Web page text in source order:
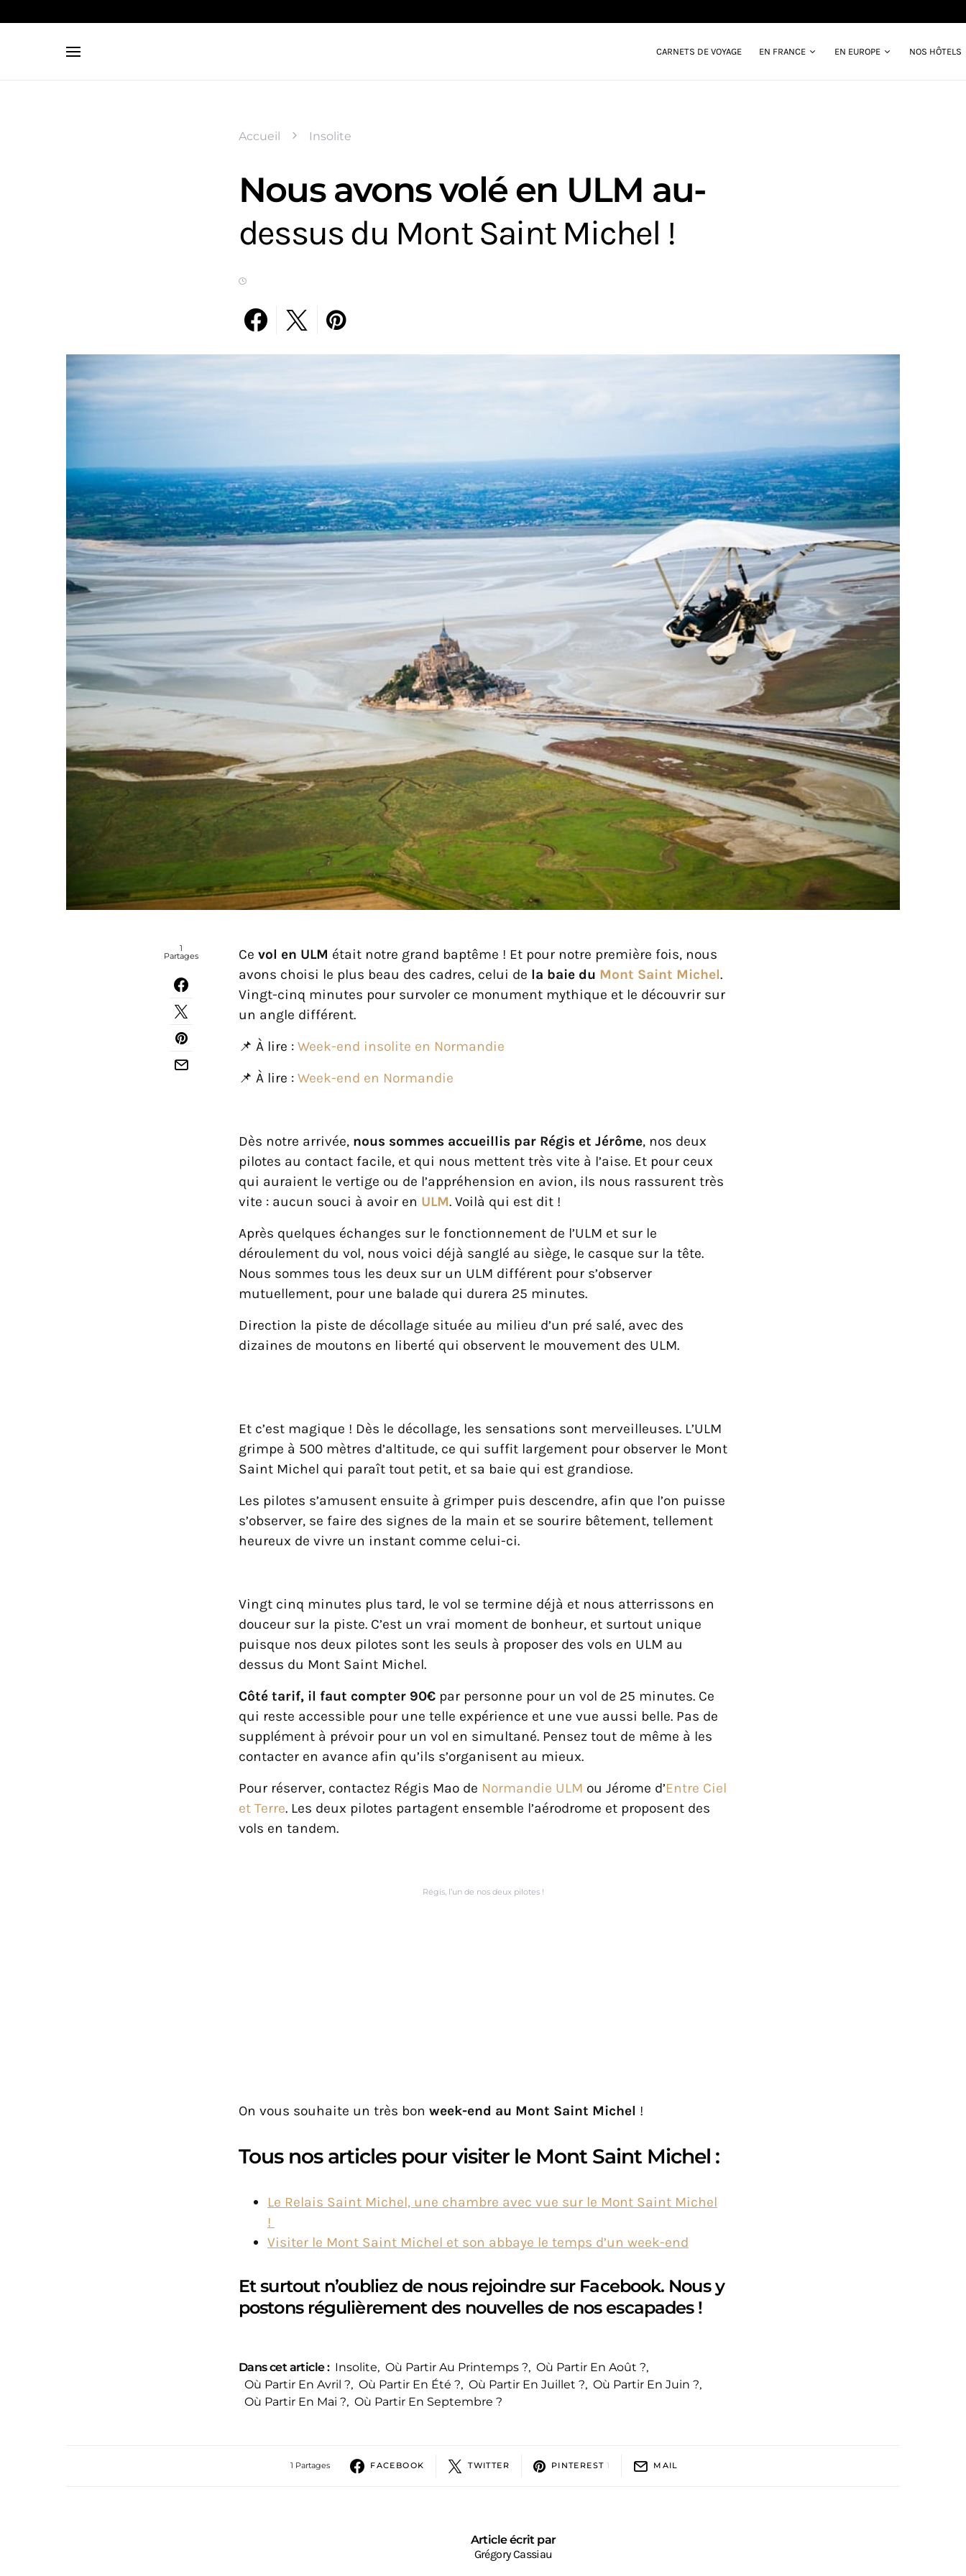
CARNETS DE VOYAGE EN FRANCE EN EUROPE NOS HÔTELS
Accueil Insolite
Nous avons volé en ULM au-
dessus du Mont Saint Michel !
1
Partages Ce vol en ULM était notre grand baptême ! Et pour notre première fois, nous
avons choisi le plus beau des cadres, celui de la baie du Mont Saint Michel.
Vingt-cinq minutes pour survoler ce monument mythique et le découvrir sur
un angle différent.
📌 À lire : Week-end insolite en Normandie
📌 À lire : Week-end en Normandie
Dès notre arrivée, nous sommes accueillis par Régis et Jérôme, nos deux
pilotes au contact facile, et qui nous mettent très vite à l’aise. Et pour ceux
qui auraient le vertige ou de l’appréhension en avion, ils nous rassurent très
vite : aucun souci à avoir en ULM. Voilà qui est dit !
Après quelques échanges sur le fonctionnement de l’ULM et sur le
déroulement du vol, nous voici déjà sanglé au siège, le casque sur la tête.
Nous sommes tous les deux sur un ULM différent pour s’observer
mutuellement, pour une balade qui durera 25 minutes.
Direction la piste de décollage située au milieu d’un pré salé, avec des
dizaines de moutons en liberté qui observent le mouvement des ULM.
Et c’est magique ! Dès le décollage, les sensations sont merveilleuses. L’ULM
grimpe à 500 mètres d’altitude, ce qui suffit largement pour observer le Mont
Saint Michel qui paraît tout petit, et sa baie qui est grandiose.
Les pilotes s’amusent ensuite à grimper puis descendre, afin que l’on puisse
s’observer, se faire des signes de la main et se sourire bêtement, tellement
heureux de vivre un instant comme celui-ci.
Vingt cinq minutes plus tard, le vol se termine déjà et nous atterrissons en
douceur sur la piste. C’est un vrai moment de bonheur, et surtout unique
puisque nos deux pilotes sont les seuls à proposer des vols en ULM au
dessus du Mont Saint Michel.
Côté tarif, il faut compter 90€ par personne pour un vol de 25 minutes. Ce
qui reste accessible pour une telle expérience et une vue aussi belle. Pas de
supplément à prévoir pour un vol en simultané. Pensez tout de même à les
contacter en avance afin qu’ils s’organisent au mieux.
Pour réserver, contactez Régis Mao de Normandie ULM ou Jérome d’Entre Ciel
et Terre. Les deux pilotes partagent ensemble l’aérodrome et proposent des
vols en tandem.
Régis, l’un de nos deux pilotes !
On vous souhaite un très bon week-end au Mont Saint Michel !
Tous nos articles pour visiter le Mont Saint Michel :
Le Relais Saint Michel, une chambre avec vue sur le Mont Saint Michel
!
Visiter le Mont Saint Michel et son abbaye le temps d’un week-end
Et surtout n’oubliez de nous rejoindre sur Facebook. Nous y
postons régulièrement des nouvelles de nos escapades !
Dans cet article : Insolite, Où Partir Au Printemps ?, Où Partir En Août ?,
Où Partir En Avril ?, Où Partir En Été ?, Où Partir En Juillet ?, Où Partir En Juin ?,
Où Partir En Mai ?, Où Partir En Septembre ?
1 Partages FACEBOOK TWITTER PINTEREST 1 MAIL
Article écrit par
Grégory Cassiau